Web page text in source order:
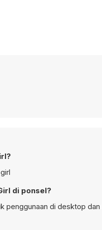
di ponsel?
penggunaan di desktop